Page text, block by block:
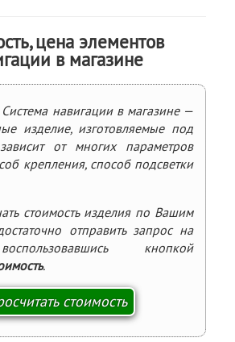
цена элементов
в магазине
навигации в магазине —
изделие, изготовляемые под
от многих параметров
крепления, способ подсветки
стоимость изделия по Вашим
отправить запрос на
кнопкой
.